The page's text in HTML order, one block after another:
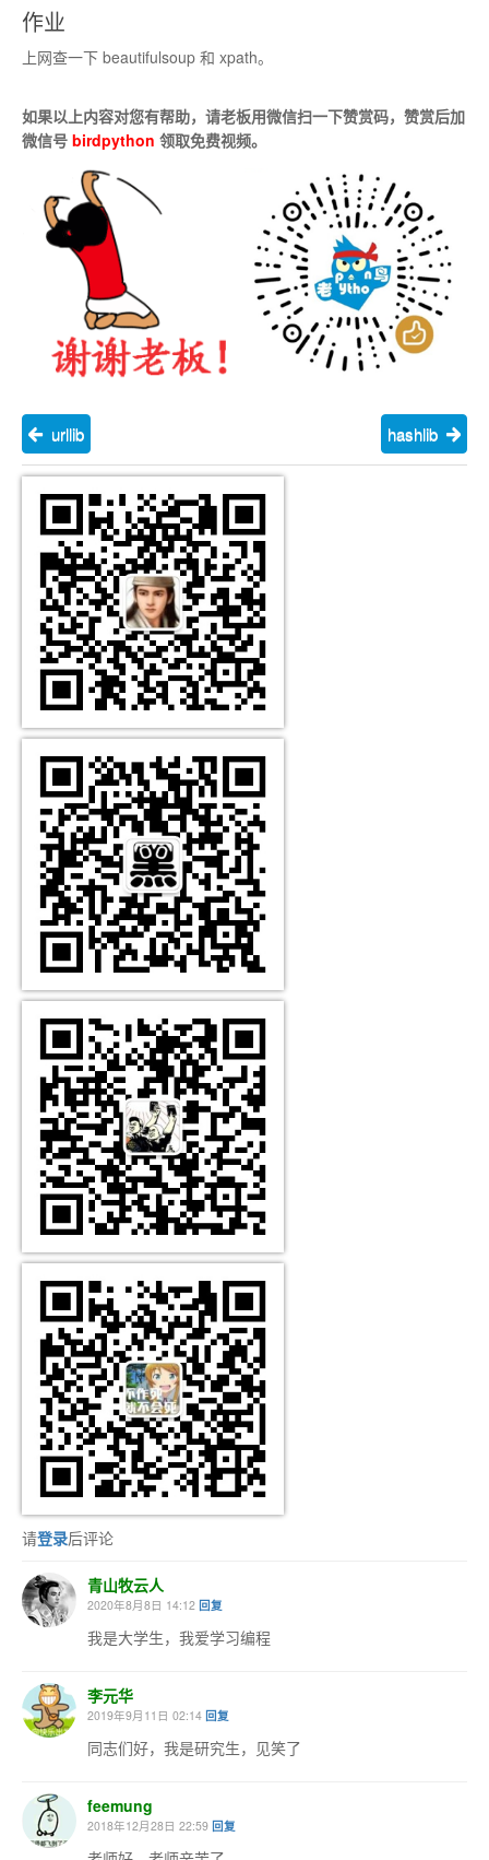
作业
上网查一下 beautifulsoup 和 xpath。
如果以上内容对您有帮助，请老板用微信扫一下赞赏码，赞赏后加
微信号 birdpython 领取免费视频。
urllib hashlib
请登录后评论
青山牧云人
2020年8月8日 14:12 回复
我是大学生，我爱学习编程
李元华
2019年9月11日 02:14 回复
同志们好，我是研究生，见笑了
feemung
2018年12月28日 22:59 回复